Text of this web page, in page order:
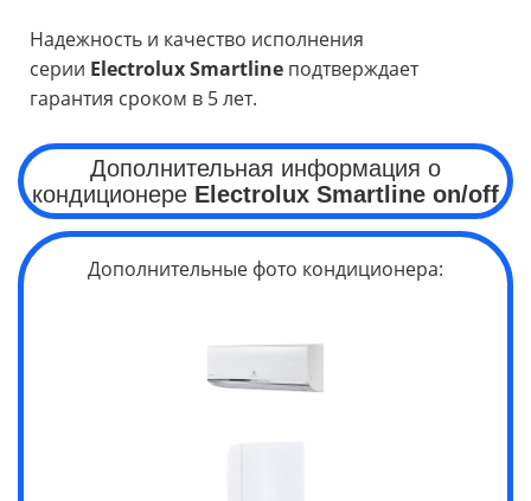
Надежность и качество исполнения
серии Electrolux Smartline подтверждает
гарантия сроком в 5 лет.
Дополнительная информация о
кондиционере Electrolux Smartline on/off
Дополнительные фото кондиционера: